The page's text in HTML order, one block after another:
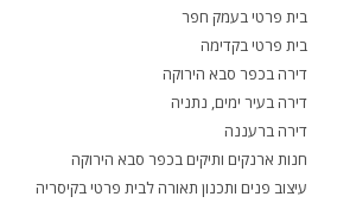
בית פרטי בעמק חפר
בית פרטי בקדימה
דירה בכפר סבא הירוקה
דירה בעיר ימים, נתניה
דירה ברעננה
חנות ארנקים ותיקים בכפר סבא הירוקה
עיצוב פנים ותכנון תאורה לבית פרטי בקיסריה